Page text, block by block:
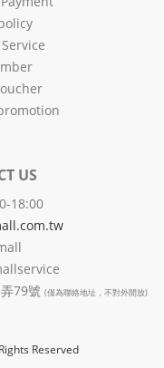
US
18:00
79號 (僅為聯絡地址，不對外開放)
Reserved